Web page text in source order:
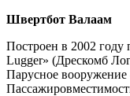
Швертбот Валаам
Построен в 2002 году
Lugger» (Дрескомб
Парусное